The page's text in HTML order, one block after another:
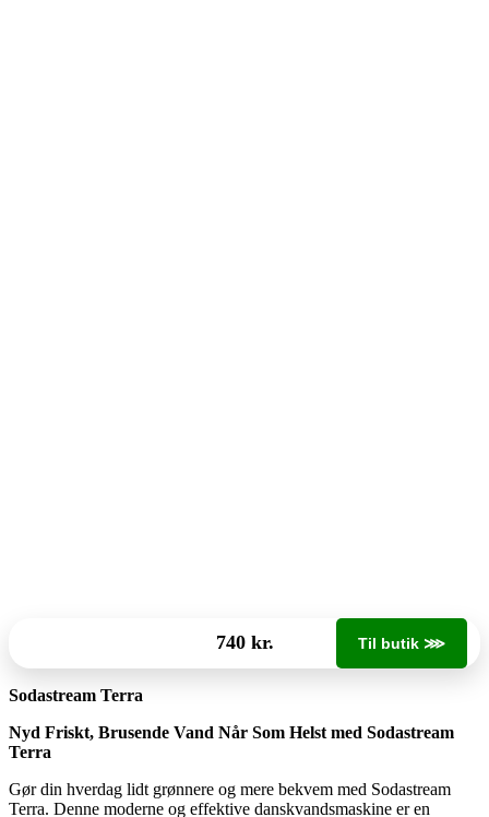
740 kr. Til butik ⋙
Sodastream Terra
Nyd Friskt, Brusende Vand Når Som Helst med Sodastream
Terra
Gør din hverdag lidt grønnere og mere bekvem med Sodastream
Terra. Denne moderne og effektive danskvandsmaskine er en